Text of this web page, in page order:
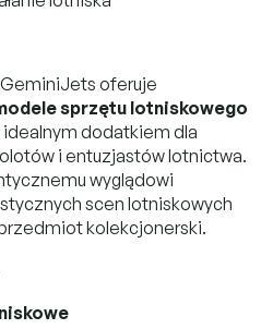
oferuje
sprzętu lotniskowego
idealnym dodatkiem dla
i entuzjastów lotnictwa.
wyglądowi
scen lotniskowych
kolekcjonerski.